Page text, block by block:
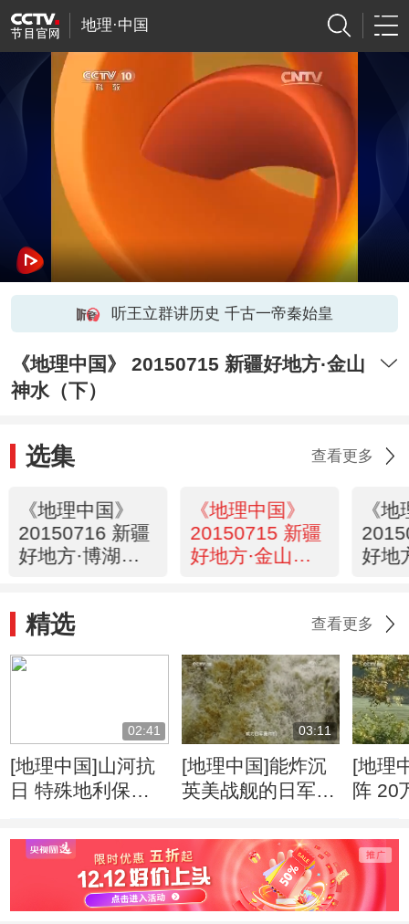
地理·中国
听王立群讲历史 千古一帝秦始皇
《地理中国》 20150715 新疆好地方·金山
神水（下）
选集 查看更多
《地理中国》
20150716 新疆
好地方·博湖魅
《地理中国》
20150715 新疆
好地方·金山神
《
好地
精选 查看更多
02:41
[地理中国]山河抗
日 特殊地利保护
03:11
[地理中国]能炸沉
英美战舰的日军为
[地理
阵 20